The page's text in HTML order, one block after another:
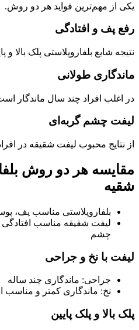
یکی از مهم‌ترین فواید هر دو روش.
رفع پف و افتادگی
نتیجه شایع بلفاروپلاستی پلک بالا و
ماندگاری طولانی
در اغلب افراد چند سال ماندگار
لیفت چشم گربه‌ای
از نتایج محبوب لیفت شقیقه در
مقایسه‌ هر دو روش
شقیه
بلفاروپلاستی مناسب پف،
لیفت شقیقه مناسب
چشم
لیفت با نخ و جراحی
جراحی: ماندگاری چند ساله
نخ: ماندگاری کمتر و مناسب
پلک بالا و پلک پایین